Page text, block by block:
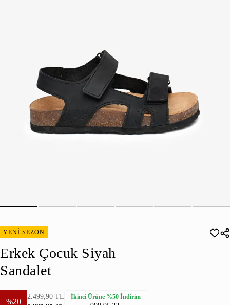
YENİ SEZON
Erkek Çocuk Siyah
Sandalet
%20
2.499,90 TL
İkinci Ürüne %50 İndirim